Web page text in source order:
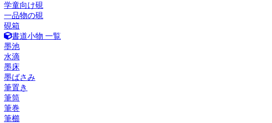
学童向け硯
一品物の硯
硯箱
書道小物 一覧
墨池
水滴
墨床
墨ばさみ
筆置き
筆筒
筆巻
筆櫛